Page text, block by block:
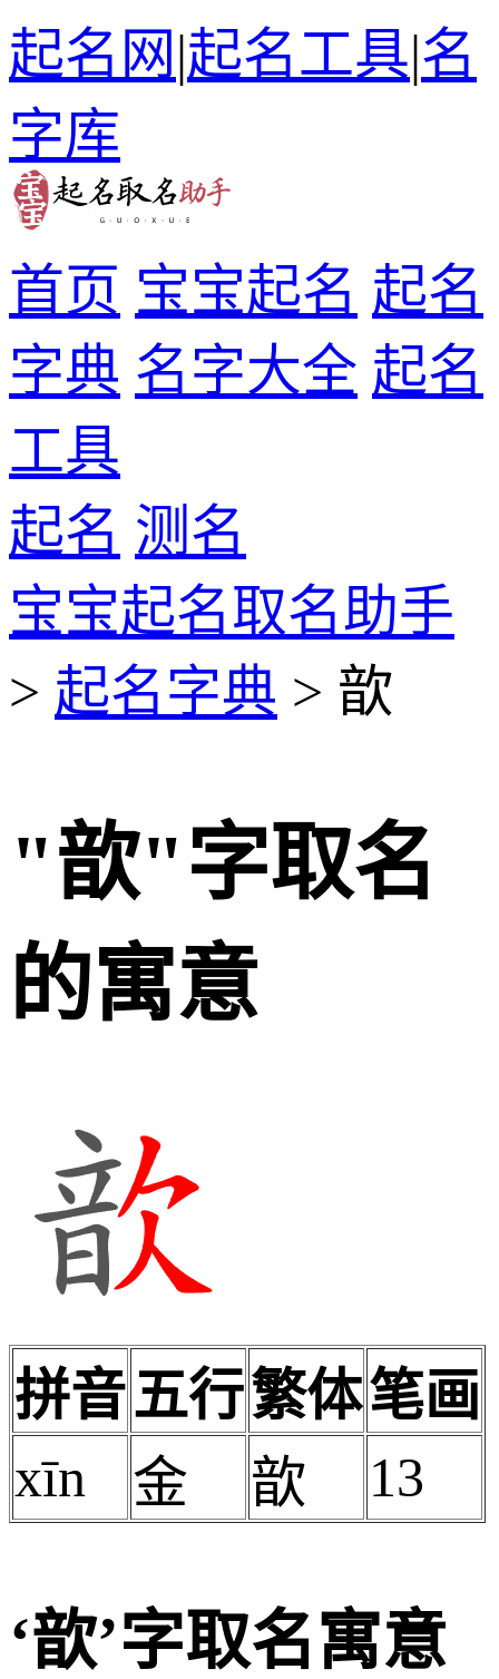
起名网|起名工具|名
字库
首页 宝宝起名 起名
字典 名字大全 起名
工具
起名 测名
宝宝起名取名助手
> 起名字典 > 歆
"歆"字取名
的寓意
拼音五行繁体笔画
xīn
金 歆 13
‘歆’字取名寓意